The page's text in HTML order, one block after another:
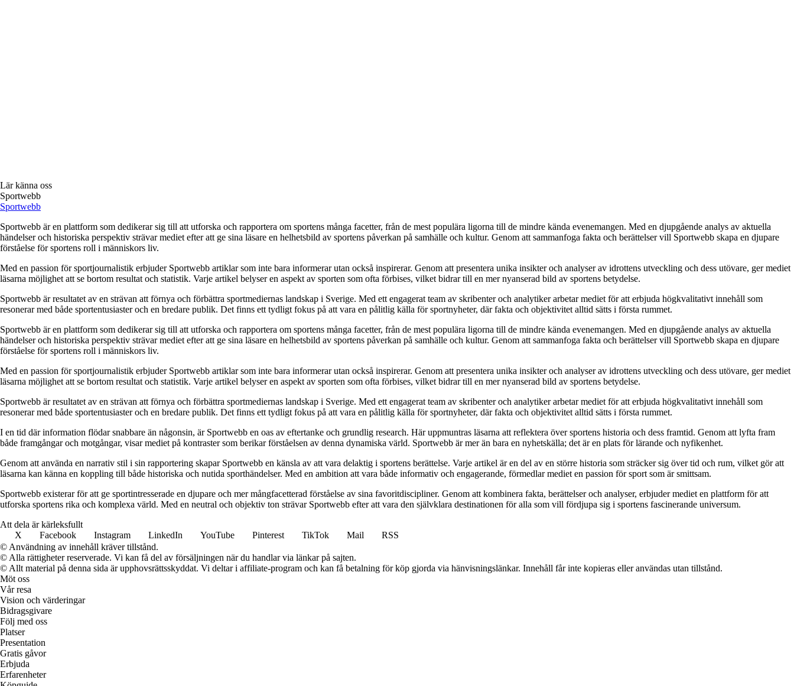
Lär känna oss
Sportwebb
Sportwebb
Sportwebb är en plattform som dedikerar sig till att utforska och rapportera om sportens många facetter, från de mest populära ligorna till de mindre kända evenemangen. Med en djupgående analys av aktuella
händelser och historiska perspektiv strävar mediet efter att ge sina läsare en helhetsbild av sportens påverkan på samhälle och kultur. Genom att sammanfoga fakta och berättelser vill Sportwebb skapa en djupare
förståelse för sportens roll i människors liv.
Med en passion för sportjournalistik erbjuder Sportwebb artiklar som inte bara informerar utan också inspirerar. Genom att presentera unika insikter och analyser av idrottens utveckling och dess utövare, ger mediet
läsarna möjlighet att se bortom resultat och statistik. Varje artikel belyser en aspekt av sporten som ofta förbises, vilket bidrar till en mer nyanserad bild av sportens betydelse.
Sportwebb är resultatet av en strävan att förnya och förbättra sportmediernas landskap i Sverige. Med ett engagerat team av skribenter och analytiker arbetar mediet för att erbjuda högkvalitativt innehåll som
resonerar med både sportentusiaster och en bredare publik. Det finns ett tydligt fokus på att vara en pålitlig källa för sportnyheter, där fakta och objektivitet alltid sätts i första rummet.
Sportwebb är en plattform som dedikerar sig till att utforska och rapportera om sportens många facetter, från de mest populära ligorna till de mindre kända evenemangen. Med en djupgående analys av aktuella
händelser och historiska perspektiv strävar mediet efter att ge sina läsare en helhetsbild av sportens påverkan på samhälle och kultur. Genom att sammanfoga fakta och berättelser vill Sportwebb skapa en djupare
förståelse för sportens roll i människors liv.
Med en passion för sportjournalistik erbjuder Sportwebb artiklar som inte bara informerar utan också inspirerar. Genom att presentera unika insikter och analyser av idrottens utveckling och dess utövare, ger mediet
läsarna möjlighet att se bortom resultat och statistik. Varje artikel belyser en aspekt av sporten som ofta förbises, vilket bidrar till en mer nyanserad bild av sportens betydelse.
Sportwebb är resultatet av en strävan att förnya och förbättra sportmediernas landskap i Sverige. Med ett engagerat team av skribenter och analytiker arbetar mediet för att erbjuda högkvalitativt innehåll som
resonerar med både sportentusiaster och en bredare publik. Det finns ett tydligt fokus på att vara en pålitlig källa för sportnyheter, där fakta och objektivitet alltid sätts i första rummet.
I en tid där information flödar snabbare än någonsin, är Sportwebb en oas av eftertanke och grundlig research. Här uppmuntras läsarna att reflektera över sportens historia och dess framtid. Genom att lyfta fram
både framgångar och motgångar, visar mediet på kontraster som berikar förståelsen av denna dynamiska värld. Sportwebb är mer än bara en nyhetskälla; det är en plats för lärande och nyfikenhet.
Genom att använda en narrativ stil i sin rapportering skapar Sportwebb en känsla av att vara delaktig i sportens berättelse. Varje artikel är en del av en större historia som sträcker sig över tid och rum, vilket gör att
läsarna kan känna en koppling till både historiska och nutida sporthändelser. Med en ambition att vara både informativ och engagerande, förmedlar mediet en passion för sport som är smittsam.
Sportwebb existerar för att ge sportintresserade en djupare och mer mångfacetterad förståelse av sina favoritdiscipliner. Genom att kombinera fakta, berättelser och analyser, erbjuder mediet en plattform för att
utforska sportens rika och komplexa värld. Med en neutral och objektiv ton strävar Sportwebb efter att vara den självklara destinationen för alla som vill fördjupa sig i sportens fascinerande universum.
Att dela är kärleksfullt
X
Facebook Instagram LinkedIn YouTube Pinterest TikTok Mail
RSS
© Användning av innehåll kräver tillstånd.
© Alla rättigheter reserverade. Vi kan få del av försäljningen när du handlar via länkar på sajten.
© Allt material på denna sida är upphovsrättsskyddat. Vi deltar i affiliate-program och kan få betalning för köp gjorda via hänvisningslänkar. Innehåll får inte kopieras eller användas utan tillstånd.
Möt oss
Vår resa
Vision och värderingar
Bidragsgivare
Följ med oss
Platser
Presentation
Gratis gåvor
Erbjuda
Erfarenheter